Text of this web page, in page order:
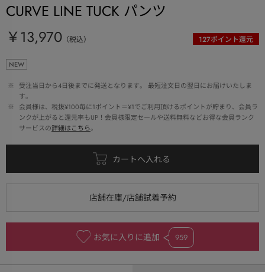
CURVE LINE TUCK パンツ
￥13,970 （税込） 127ポイント還元
NEW
※
受注当日から4日後までに発送となります。 最短注文日の翌日にお届けいたしま
す。
※
会員様は、税抜¥100毎に1ポイント＝¥1でご利用頂けるポイントが貯まり、会員ラ
ンクが上がると還元率もUP！会員様限定セールや送料無料などお得な会員ランク
サービスの詳細はこちら。
お気に入りに追加 959